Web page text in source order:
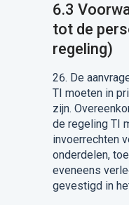
6.3
tot de
regeling)
26. De
TI moeten in
zijn.
de regeling TI
invoerrechten
onderdelen,
eveneens
gevestigd in